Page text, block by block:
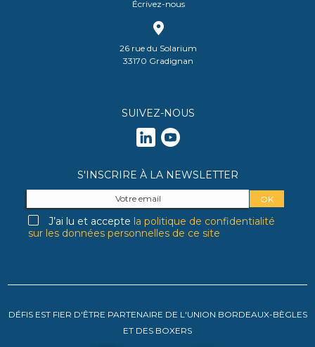
Écrivez-nous
26 rue du Solarium
33170 Gradignan
SUIVEZ-NOUS
S'INSCRIRE À LA NEWSLETTER
J’ai lu et accepte la politique de confidentialité
sur les données personnelles de ce site
DÉFIS EST FIER D'ÊTRE PARTENAIRE DE L'UNION BORDEAUX-BÈGLES
ET DES BOXERS